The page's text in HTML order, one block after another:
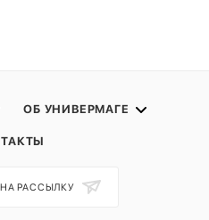
ОБ УНИВЕРМАГЕ
РАССЫЛКУ